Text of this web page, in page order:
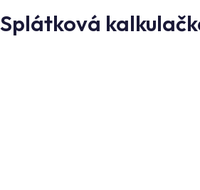
Splátková